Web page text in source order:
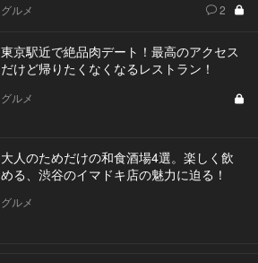
グルメ 2
東京駅近で絶品肉デート！最高のアクセス
だけど帰りたくなくなるレストラン！
グルメ
大人のためだけの和食酒場4選。楽しく飲
める、渋谷のイマドキ店の魅力に迫る！
グルメ